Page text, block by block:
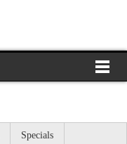
Specials